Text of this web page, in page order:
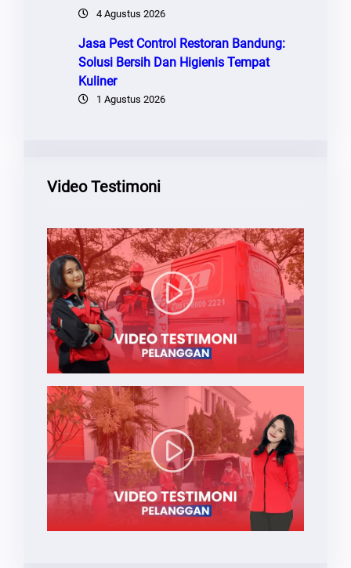
4 Agustus 2026
Jasa Pest Control Restoran Bandung:
Solusi Bersih Dan Higienis Tempat
Kuliner
1 Agustus 2026
Video Testimoni